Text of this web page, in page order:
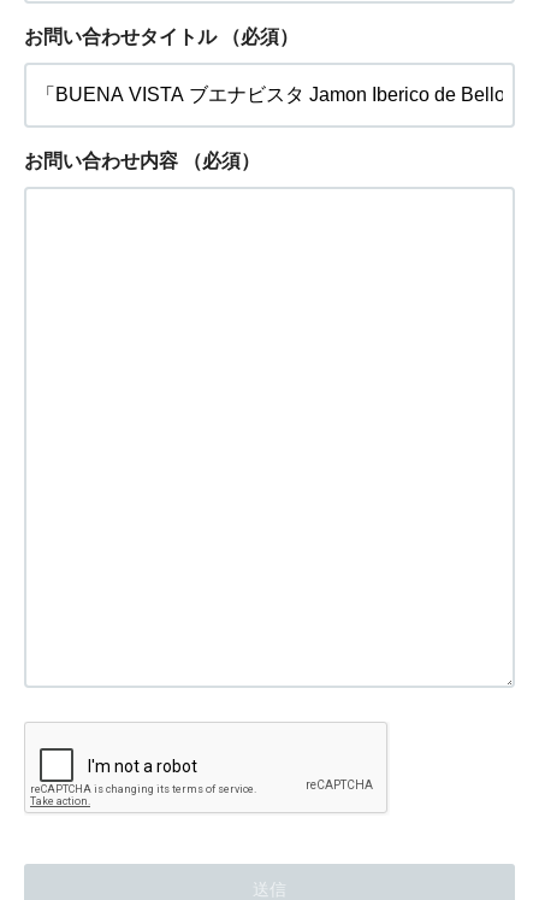
お問い合わせタイトル （必須）
お問い合わせ内容 （必須）